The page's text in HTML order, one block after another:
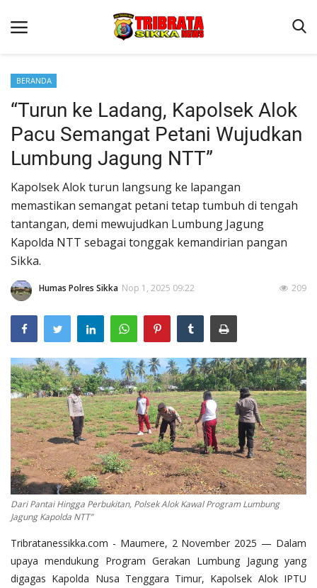
Beranda
Terms & Conditions
Reskrim
Binkam
Polisi Kita
Giat Ops
BERANDA
“Turun ke Ladang, Kapolsek Alok
Pacu Semangat Petani Wujudkan
Lumbung Jagung NTT”
Kapolsek Alok turun langsung ke lapangan
memastikan semangat petani tetap tumbuh di tengah
tantangan, demi mewujudkan Lumbung Jagung
Kapolda NTT sebagai tonggak kemandirian pangan
Sikka.
Humas Polres Sikka Nop 1, 2025 09:22 209
Dari Pantai Hingga Perbukitan, Polsek Alok Kawal Program Lumbung
Jagung Kapolda NTT”
Tribratanessikka.com - Maumere, 2 November 2025 — Dalam
upaya mendukung Program Gerakan Lumbung Jagung yang
digagas Kapolda Nusa Tenggara Timur, Kapolsek Alok IPTU